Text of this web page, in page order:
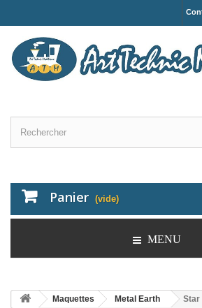
Panier (vide)
MENU
Maquettes Metal Earth Star